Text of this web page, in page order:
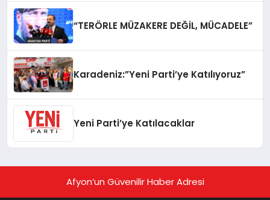
“TERÖRLE MÜZAKERE DEĞİL, MÜCADELE”
Karadeniz:”Yeni Parti’ye Katılıyoruz”
Yeni Parti’ye Katılacaklar
Afyon’un Güvenilir Haber Adresi